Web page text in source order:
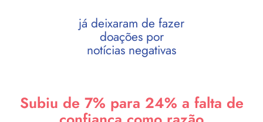
já deixaram de fazer
doações por
notícias negativas
Subiu de 7% para 24% a falta de